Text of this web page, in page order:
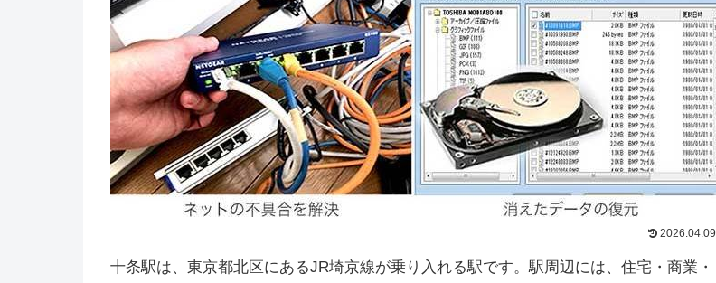
2026.04.09
十条駅は、東京都北区にあるJR埼京線が乗り入れる駅です。駅周辺には、住宅・商業・